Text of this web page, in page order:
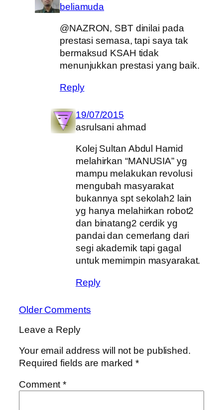
beliamuda
@NAZRON, SBT dinilai pada
prestasi semasa, tapi saya tak
bermaksud KSAH tidak
menunjukkan prestasi yang baik.
Reply
19/07/2015
asrulsani ahmad
Kolej Sultan Abdul Hamid
melahirkan “MANUSIA” yg
mampu melakukan revolusi
mengubah masyarakat
bukannya spt sekolah2 lain
yg hanya melahirkan robot2
dan binatang2 cerdik yg
pandai dan cemerlang dari
segi akademik tapi gagal
untuk memimpin masyarakat.
Reply
Older Comments
Leave a Reply
Your email address will not be published.
Required fields are marked*
Comment*